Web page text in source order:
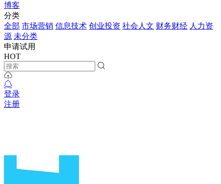
博客
分类
全部 市场营销 信息技术 创业投资 社会人文 财务财经 人力资
源 未分类
申请试用
HOT
登录
注册